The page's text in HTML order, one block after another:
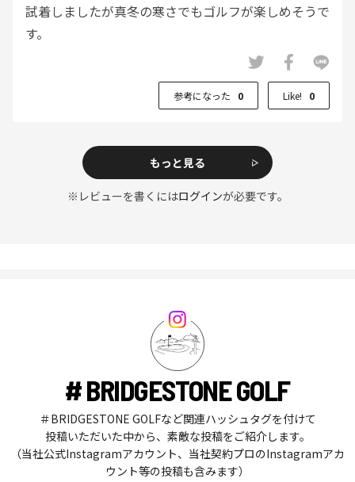
試着しましたが真冬の寒さでもゴルフが楽しめそうで
す。
参考になった 0 Like! 0
もっと見る
※レビューを書くにはログインが必要です。
# BRIDGESTONE GOLF
＃BRIDGESTONE GOLFなど関連ハッシュタグを付けて
投稿いただいた中から、素敵な投稿をご紹介します。
（当社公式Instagramアカウント、当社契約プロのInstagramアカ
ウント等の投稿も含みます）